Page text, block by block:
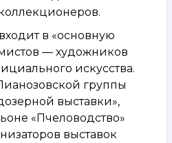
в «основную
— художников
искусства.
группы
выставки»,
«Пчеловодство»
выставок